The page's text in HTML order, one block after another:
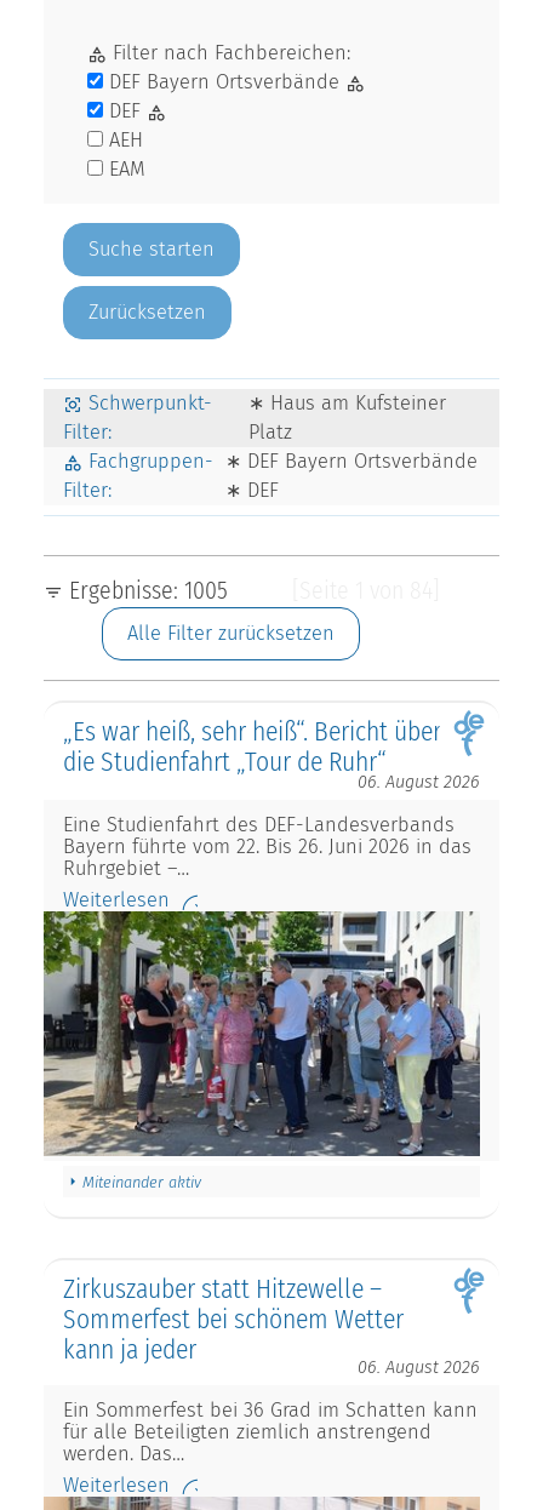
Filter nach Fachbereichen:
DEF Bayern Ortsverbände
DEF
AEH
EAM
Zurücksetzen
Schwerpunkt-
Filter:
∗ Haus am Kufsteiner
Platz
Fachgruppen-
Filter:
∗ DEF Bayern Ortsverbände
∗ DEF
Ergebnisse: 1005
Alle Filter zurücksetzen
„Es war heiß, sehr heiß“. Bericht über
die Studienfahrt „Tour de Ruhr“
06. August 2026
Eine Studienfahrt des DEF-Landesverbands
Bayern führte vom 22. Bis 26. Juni 2026 in das
Ruhrgebiet –…
Weiterlesen
Miteinander aktiv
Zirkuszauber statt Hitzewelle –
Sommerfest bei schönem Wetter
kann ja jeder
06. August 2026
Ein Sommerfest bei 36 Grad im Schatten kann
für alle Beteiligten ziemlich anstrengend
werden. Das…
Weiterlesen